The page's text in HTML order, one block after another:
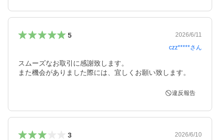
5
2026/6/11
czz*****さん
スムーズなお取引に感謝致します。
また機会がありました際には、宜しくお願い致します。
違反報告
3
2026/6/10